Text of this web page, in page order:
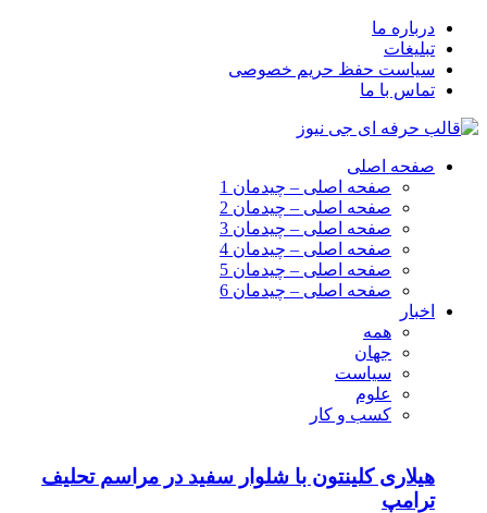
درباره ما
تبلیغات
سیاست حفظ حریم خصوصی
تماس با ما
صفحه اصلی
صفحه اصلی – چیدمان 1
صفحه اصلی – چیدمان 2
صفحه اصلی – چیدمان 3
صفحه اصلی – چیدمان 4
صفحه اصلی – چیدمان 5
صفحه اصلی – چیدمان 6
اخبار
همه
جهان
سیاست
علوم
کسب و کار
هیلاری کلینتون با شلوار سفید در مراسم تحلیف
ترامپ